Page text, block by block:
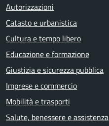
Autorizzazioni
Catasto e urbanistica
Cultura e tempo libero
Educazione e formazione
Giustizia e sicurezza pubblica
Imprese e commercio
Mobilità e trasporti
Salute, benessere e assistenza